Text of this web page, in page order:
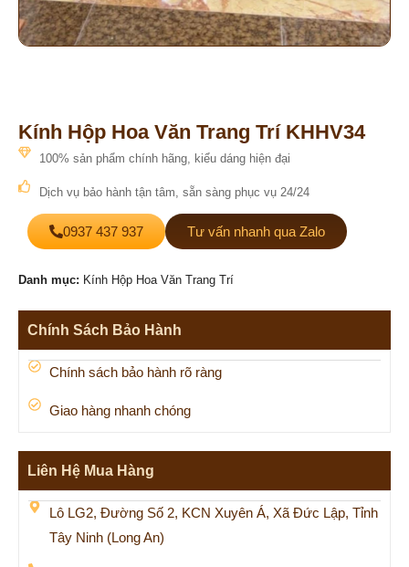
Kính Hộp Hoa Văn Trang Trí KHHV34
100% sản phẩm chính hãng, kiểu dáng hiện đại
Dịch vụ bảo hành tận tâm, sẵn sàng phục vụ 24/24
0937 437 937 Tư vấn nhanh qua Zalo
Danh mục: Kính Hộp Hoa Văn Trang Trí
Chính Sách Bảo Hành
Chính sách bảo hành rõ ràng
Giao hàng nhanh chóng
Liên Hệ Mua Hàng
Lô LG2, Đường Số 2, KCN Xuyên Á, Xã Đức Lập, Tỉnh
Tây Ninh (Long An)